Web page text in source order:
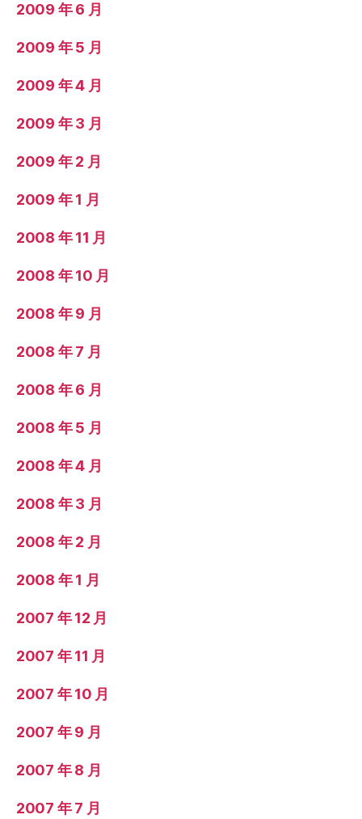
2009 年 6 月
2009 年 5 月
2009 年 4 月
2009 年 3 月
2009 年 2 月
2009 年 1 月
2008 年 11 月
2008 年 10 月
2008 年 9 月
2008 年 7 月
2008 年 6 月
2008 年 5 月
2008 年 4 月
2008 年 3 月
2008 年 2 月
2008 年 1 月
2007 年 12 月
2007 年 11 月
2007 年 10 月
2007 年 9 月
2007 年 8 月
2007 年 7 月